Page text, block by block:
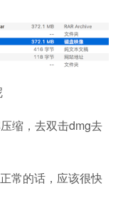
缩，去双击dmg去
常的话，应该很快